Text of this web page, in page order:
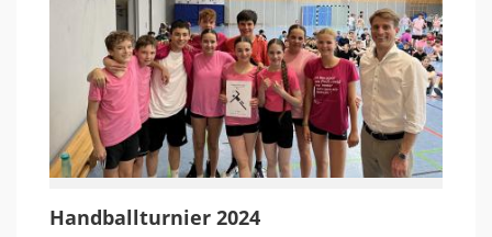
Handballturnier 2024